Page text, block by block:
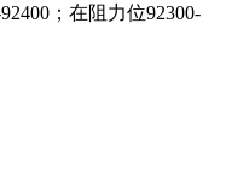
；在阻力位92300-